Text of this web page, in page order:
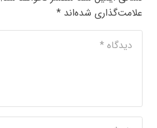
علامت‌گذاری شده‌اند *